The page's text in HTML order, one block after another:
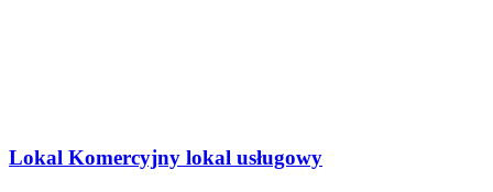
Lokal Komercyjny lokal usługowy